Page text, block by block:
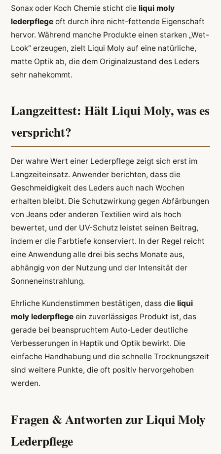
Sonax oder Koch Chemie sticht die liqui moly
lederpflegeoft durch ihre nicht-fettende Eigenschaft
hervor. Während manche Produkte einen starken „Wet-
Look“ erzeugen, zielt Liqui Moly auf eine natürliche,
matte Optik ab, die dem Originalzustand des Leders
sehr nahekommt.
Langzeittest: Hält Liqui Moly, was es
verspricht?
Der wahre Wert einer Lederpflege zeigt sich erst im
Langzeiteinsatz. Anwender berichten, dass die
Geschmeidigkeit des Leders auch nach Wochen
erhalten bleibt. Die Schutzwirkung gegen Abfärbungen
von Jeans oder anderen Textilien wird als hoch
bewertet, und der UV-Schutz leistet seinen Beitrag,
indem er die Farbtiefe konserviert. In der Regel reicht
eine Anwendung alle drei bis sechs Monate aus,
abhängig von der Nutzung und der Intensität der
Sonneneinstrahlung.
Ehrliche Kundenstimmen bestätigen, dass die liqui
moly lederpflegeein zuverlässiges Produkt ist, das
gerade bei beanspruchtem Auto-Leder deutliche
Verbesserungen in Haptik und Optik bewirkt. Die
einfache Handhabung und die schnelle Trocknungszeit
sind weitere Punkte, die oft positiv hervorgehoben
werden.
Fragen & Antworten zur Liqui Moly
Lederpflege